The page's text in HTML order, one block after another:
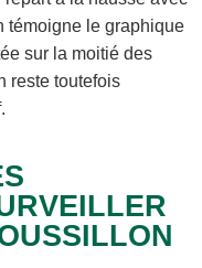
témoigne le graphique
sur la moitié des
reste toutefois